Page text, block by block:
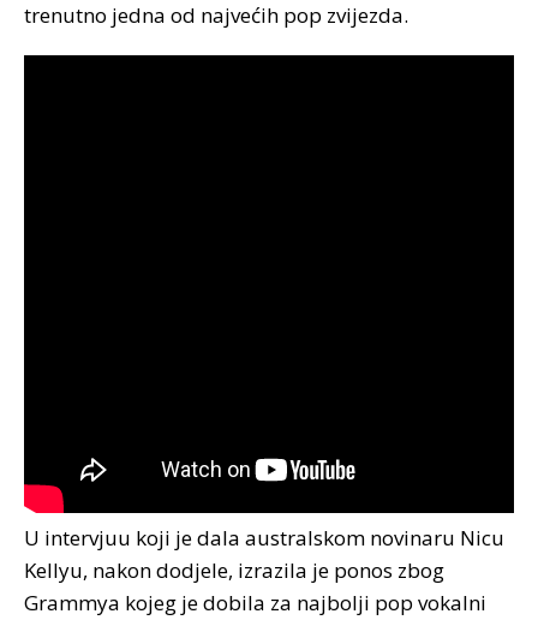
trenutno jedna od najvećih pop zvijezda.
U intervjuu koji je dala australskom novinaru Nicu
Kellyu, nakon dodjele, izrazila je ponos zbog
Grammya kojeg je dobila za najbolji pop vokalni